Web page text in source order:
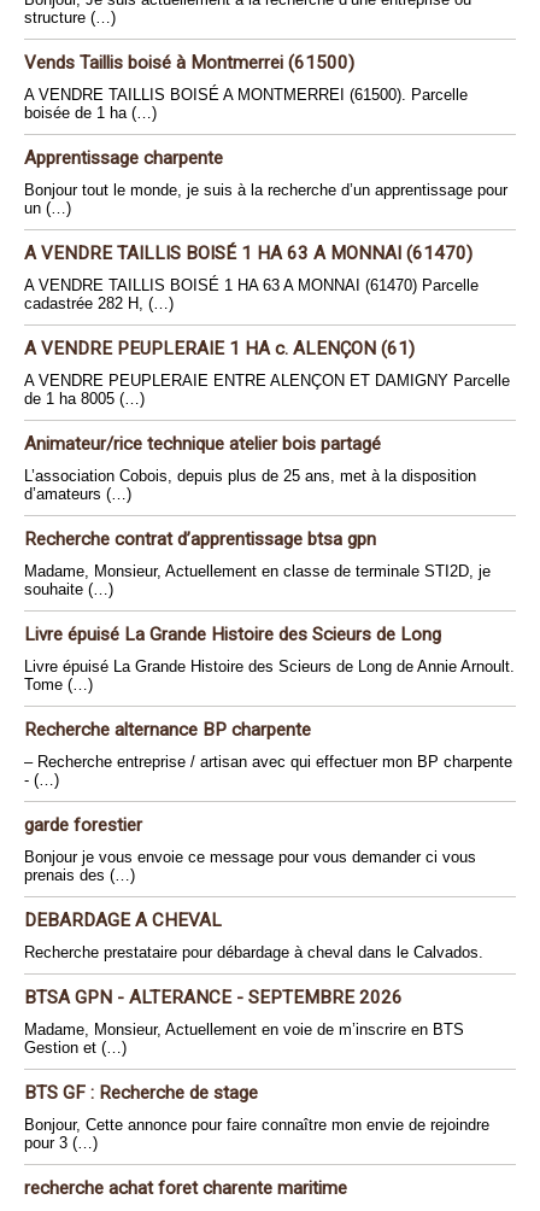
structure (…)
Vends Taillis boisé à Montmerrei (61500)
A VENDRE TAILLIS BOISÉ A MONTMERREI (61500). Parcelle
boisée de 1 ha (…)
Apprentissage charpente
Bonjour tout le monde, je suis à la recherche d’un apprentissage pour
un (…)
A VENDRE TAILLIS BOISÉ 1 HA 63 A MONNAI (61470)
A VENDRE TAILLIS BOISÉ 1 HA 63 A MONNAI (61470) Parcelle
cadastrée 282 H, (…)
A VENDRE PEUPLERAIE 1 HA c. ALENÇON (61)
A VENDRE PEUPLERAIE ENTRE ALENÇON ET DAMIGNY Parcelle
de 1 ha 8005 (…)
Animateur/rice technique atelier bois partagé
L’association Cobois, depuis plus de 25 ans, met à la disposition
d’amateurs (…)
Recherche contrat d’apprentissage btsa gpn
Madame, Monsieur, Actuellement en classe de terminale STI2D, je
souhaite (…)
Livre épuisé La Grande Histoire des Scieurs de Long
Livre épuisé La Grande Histoire des Scieurs de Long de Annie Arnoult.
Tome (…)
Recherche alternance BP charpente
– Recherche entreprise / artisan avec qui effectuer mon BP charpente
- (…)
garde forestier
Bonjour je vous envoie ce message pour vous demander ci vous
prenais des (…)
DEBARDAGE A CHEVAL
Recherche prestataire pour débardage à cheval dans le Calvados.
BTSA GPN - ALTERANCE - SEPTEMBRE 2026
Madame, Monsieur, Actuellement en voie de m’inscrire en BTS
Gestion et (…)
BTS GF : Recherche de stage
Bonjour, Cette annonce pour faire connaître mon envie de rejoindre
pour 3 (…)
recherche achat foret charente maritime